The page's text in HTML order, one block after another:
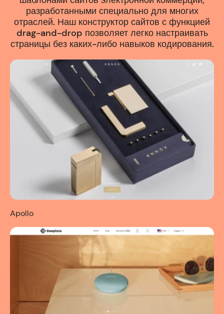
разработанными специально для многих
отраслей. Наш конструктор сайтов с функцией
drag-and-drop позволяет легко настраивать
страницы без каких-либо навыков кодирования.
Apollo